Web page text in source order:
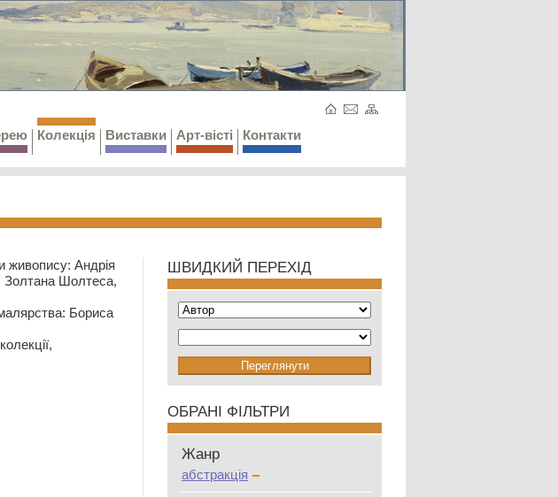
Колекція Виставки Арт-вісті Контакти
живопису: Андрія
Золтана Шолтеса,
Бориса
ШВИДКИЙ ПЕРЕХІД
ОБРАНІ ФІЛЬТРИ
Жанр
абстракція